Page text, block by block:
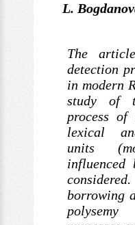
L.
The
detection
in modern
study of
process
lexical
units
influenced
borrowing